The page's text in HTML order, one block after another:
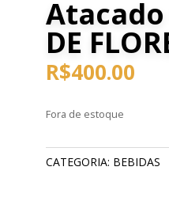
Atacado
DE
R$400.00
Fora de estoque
CATEGORIA: BEBIDAS